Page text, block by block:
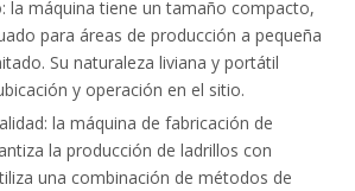
la máquina tiene un tamaño compacto,
para áreas de producción a pequeña
Su naturaleza liviana y portátil
y operación en el sitio.
la máquina de fabricación de
la producción de ladrillos con
una combinación de métodos de